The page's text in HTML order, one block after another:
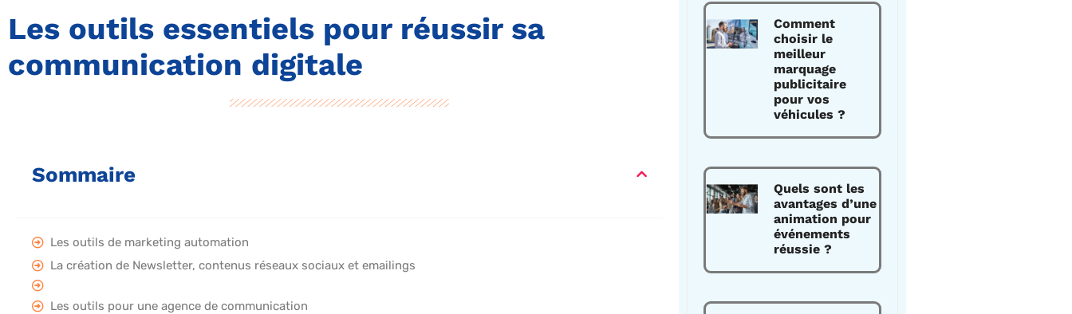
Les outils essentiels pour réussir sa
communication digitale
Sommaire
Les outils de marketing automation
La création de Newsletter, contenus réseaux sociaux et emailings
Les outils pour une agence de communication
Comment
choisir le
meilleur
marquage
publicitaire
pour vos
véhicules ?
Quels sont les
avantages d’une
animation pour
événements
réussie ?